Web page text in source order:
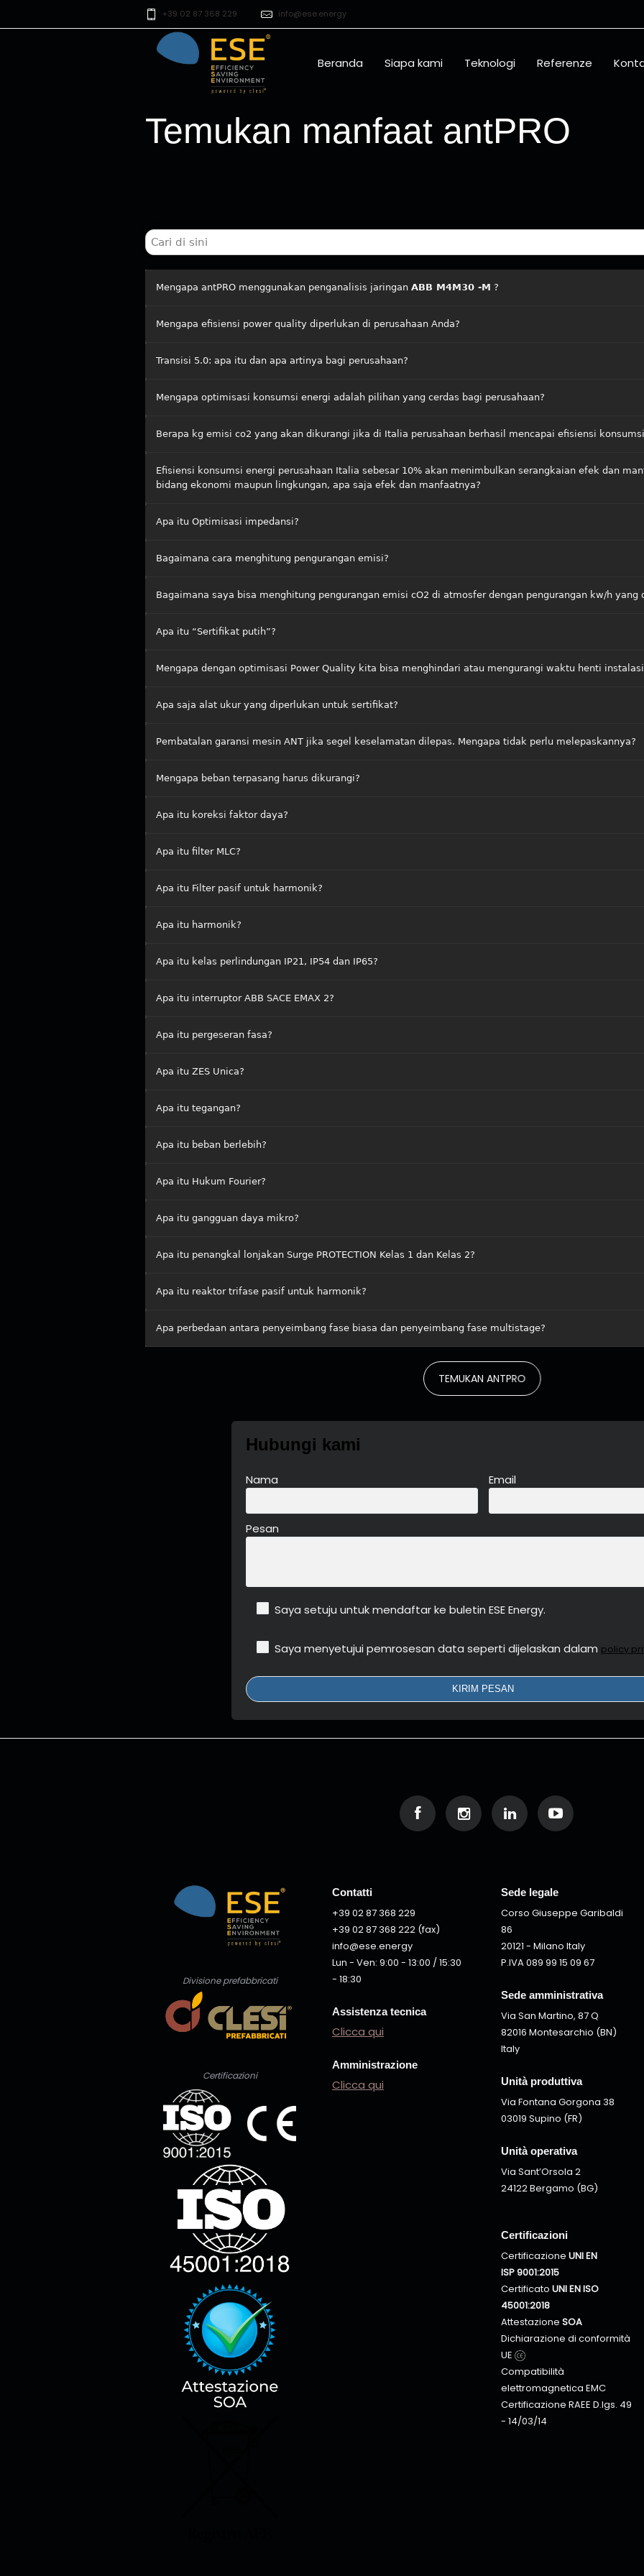
+39 02 87 368 229 info@ese.energy
Beranda Siapa kami Teknologi Referenze
Temukan manfaat antPRO
Mengapa antPRO menggunakan penganalisis jaringan ABB M4M30 -M ?
Mengapa efisiensi power quality diperlukan di perusahaan Anda?
Transisi 5.0: apa itu dan apa artinya bagi perusahaan?
Mengapa optimisasi konsumsi energi adalah pilihan yang cerdas bagi perusahaan?
Berapa kg emisi co2 yang akan dikurangi jika di Italia perusahaan berhasil mencapai efisiensi
Efisiensi konsumsi energi perusahaan Italia sebesar 10% akan menimbulkan serangkaian efek dan
bidang ekonomi maupun lingkungan, apa saja efek dan manfaatnya?
Apa itu Optimisasi impedansi?
Bagaimana cara menghitung pengurangan emisi?
Bagaimana saya bisa menghitung pengurangan emisi cO2 di atmosfer dengan pengurangan kw/h yang
Apa itu “Sertifikat putih”?
Mengapa dengan optimisasi Power Quality kita bisa menghindari atau mengurangi waktu henti
Apa saja alat ukur yang diperlukan untuk sertifikat?
Pembatalan garansi mesin ANT jika segel keselamatan dilepas. Mengapa tidak perlu melepaskannya?
Mengapa beban terpasang harus dikurangi?
Apa itu koreksi faktor daya?
Apa itu filter MLC?
Apa itu Filter pasif untuk harmonik?
Apa itu harmonik?
Apa itu kelas perlindungan IP21, IP54 dan IP65?
Apa itu interruptor ABB SACE EMAX 2?
Apa itu pergeseran fasa?
Apa itu ZES Unica?
Apa itu tegangan?
Apa itu beban berlebih?
Apa itu Hukum Fourier?
Apa itu gangguan daya mikro?
Apa itu penangkal lonjakan Surge PROTECTION Kelas 1 dan Kelas 2?
Apa itu reaktor trifase pasif untuk harmonik?
Apa perbedaan antara penyeimbang fase biasa dan penyeimbang fase multistage?
TEMUKAN ANTPRO
Hubungi kami
Nama Email
Pesan
Saya setuju untuk mendaftar ke buletin ESE Energy.
Saya menyetujui pemrosesan data seperti dijelaskan dalam policy
Divisione prefabbricati
Certificazioni
Contatti
+39 02 87 368 229
+39 02 87 368 222 (fax)
info@ese.energy
Lun - Ven: 9:00 - 13:00 / 15:30
- 18:30
Assistenza tecnica
Clicca qui
Amministrazione
Clicca qui
Sede legale
Corso Giuseppe Garibaldi
86
20121 - Milano Italy
P.IVA 089 99 15 09 67
Sede amministrativa
Via San Martino, 87 Q
82016 Montesarchio (BN)
Italy
Unità produttiva
Via Fontana Gorgona 38
03019 Supino (FR)
Unità operativa
Via Sant’Orsola 2
24122 Bergamo (BG)
Certificazioni
Certificazione UNI EN
ISP 9001:2015
Certificato UNI EN ISO
45001:2018
Attestazione SOA
Dichiarazione di conformità
UE
Compatibilità
elettromagnetica EMC
Certificazione RAEE D.lgs. 49
- 14/03/14